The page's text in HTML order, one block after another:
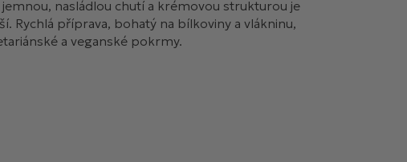
jemnou, nasládlou chutí a krémovou strukturou je
Rychlá příprava, bohatý na bílkoviny a vlákninu,
a veganské pokrmy.